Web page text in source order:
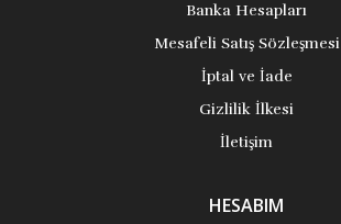
Banka Hesapları
Mesafeli Satış Sözleşmesi
İptal ve İade
Gizlilik İlkesi
İletişim
HESABIM